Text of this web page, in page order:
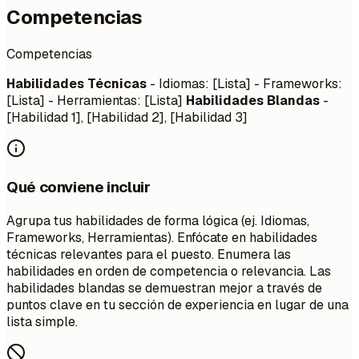
Competencias
Competencias
Habilidades Técnicas - Idiomas: [Lista] - Frameworks:
[Lista] - Herramientas: [Lista] Habilidades Blandas -
[Habilidad 1], [Habilidad 2], [Habilidad 3]
Qué conviene incluir
Agrupa tus habilidades de forma lógica (ej. Idiomas,
Frameworks, Herramientas). Enfócate en habilidades
técnicas relevantes para el puesto. Enumera las
habilidades en orden de competencia o relevancia. Las
habilidades blandas se demuestran mejor a través de
puntos clave en tu sección de experiencia en lugar de una
lista simple.